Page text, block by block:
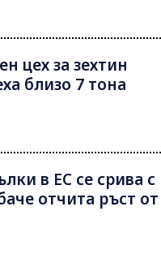
цех за зехтин
близо 7 тона
в ЕС се срива с
отчита ръст от